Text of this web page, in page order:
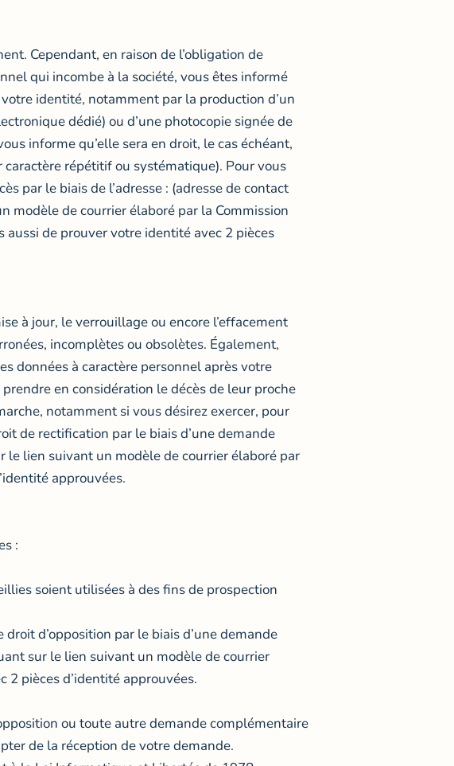
Cependant, en raison de l’obligation de
qui incombe à la société, vous êtes informé
identité, notamment par la production d’un
dédié) ou d’une photocopie signée de
informe qu’elle sera en droit, le cas échéant,
répétitif ou systématique). Pour vous
par le biais de l’adresse : (adresse de contact
modèle de courrier élaboré par la Commission
aussi de prouver votre identité avec 2 pièces
à jour, le verrouillage ou encore l’effacement
incomplètes ou obsolètes. Également,
données à caractère personnel après votre
en considération le décès de leur proche
notamment si vous désirez exercer, pour
de rectification par le biais d’une demande
le lien suivant un modèle de courrier élaboré par
approuvées.
:
soient utilisées à des fins de prospection
d’opposition par le biais d’une demande
sur le lien suivant un modèle de courrier
2 pièces d’identité approuvées.
ou toute autre demande complémentaire
de la réception de votre demande.